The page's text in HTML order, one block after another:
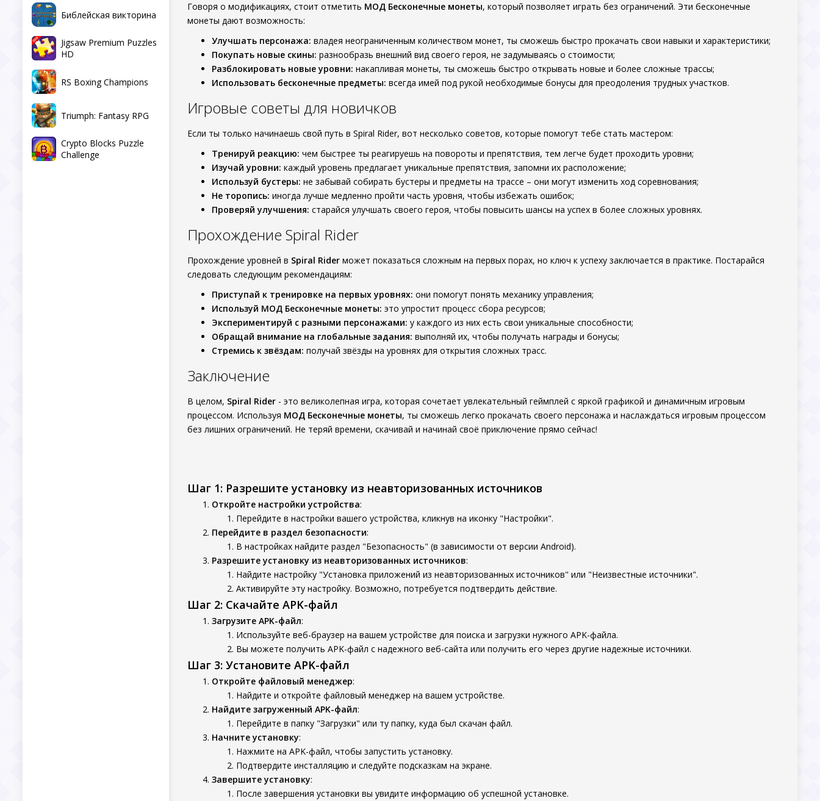
Библейская викторина
Jigsaw Premium Puzzles
HD
RS Boxing Champions
Triumph: Fantasy RPG
Crypto Blocks Puzzle
Challenge
Говоря о модификациях, стоит отметить МОД Бесконечные монеты, который позволяет играть без ограничений. Эти бесконечные
монеты дают возможность:
Улучшать персонажа: владея неограниченным количеством монет, ты сможешь быстро прокачать свои навыки и характеристики;
Покупать новые скины: разнообразь внешний вид своего героя, не задумываясь о стоимости;
Разблокировать новые уровни: накапливая монеты, ты сможешь быстро открывать новые и более сложные трассы;
Использовать бесконечные предметы: всегда имей под рукой необходимые бонусы для преодоления трудных участков.
Игровые советы для новичков
Если ты только начинаешь свой путь в Spiral Rider, вот несколько советов, которые помогут тебе стать мастером:
Тренируй реакцию: чем быстрее ты реагируешь на повороты и препятствия, тем легче будет проходить уровни;
Изучай уровни: каждый уровень предлагает уникальные препятствия, запомни их расположение;
Используй бустеры: не забывай собирать бустеры и предметы на трассе – они могут изменить ход соревнования;
Не торопись: иногда лучше медленно пройти часть уровня, чтобы избежать ошибок;
Проверяй улучшения: старайся улучшать своего героя, чтобы повысить шансы на успех в более сложных уровнях.
Прохождение Spiral Rider
Прохождение уровней в Spiral Rider может показаться сложным на первых порах, но ключ к успеху заключается в практике. Постарайся
следовать следующим рекомендациям:
Приступай к тренировке на первых уровнях: они помогут понять механику управления;
Используй МОД Бесконечные монеты: это упростит процесс сбора ресурсов;
Экспериментируй с разными персонажами: у каждого из них есть свои уникальные способности;
Обращай внимание на глобальные задания: выполняй их, чтобы получать награды и бонусы;
Стремись к звёздам: получай звёзды на уровнях для открытия сложных трасс.
Заключение
В целом, Spiral Rider - это великолепная игра, которая сочетает увлекательный геймплей с яркой графикой и динамичным игровым
процессом. Используя МОД Бесконечные монеты, ты сможешь легко прокачать своего персонажа и наслаждаться игровым процессом
без лишних ограничений. Не теряй времени, скачивай и начинай своё приключение прямо сейчас!
Шаг 1: Разрешите установку из неавторизованных источников
Откройте настройки устройства:
Перейдите в настройки вашего устройства, кликнув на иконку "Настройки".
Перейдите в раздел безопасности:
В настройках найдите раздел "Безопасность" (в зависимости от версии Android).
Разрешите установку из неавторизованных источников:
Найдите настройку "Установка приложений из неавторизованных источников" или "Неизвестные источники".
Активируйте эту настройку. Возможно, потребуется подтвердить действие.
Шаг 2: Скачайте APK-файл
Загрузите APK-файл:
Используйте веб-браузер на вашем устройстве для поиска и загрузки нужного APK-файла.
Вы можете получить APK-файл с надежного веб-сайта или получить его через другие надежные источники.
Шаг 3: Установите APK-файл
Откройте файловый менеджер:
Найдите и откройте файловый менеджер на вашем устройстве.
Найдите загруженный APK-файл:
Перейдите в папку "Загрузки" или ту папку, куда был скачан файл.
Начните установку:
Нажмите на APK-файл, чтобы запустить установку.
Подтвердите инсталляцию и следуйте подсказкам на экране.
Завершите установку:
После завершения установки вы увидите информацию об успешной установке.